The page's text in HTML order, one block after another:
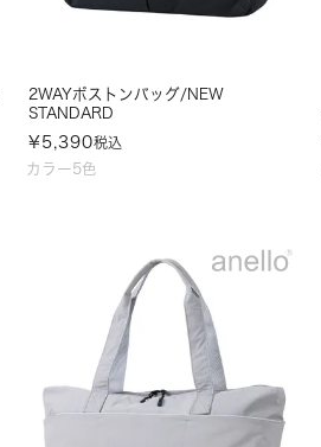
カラー5色
2WAYボストンバッグ/NEW
STANDARD
¥ 5,390税込